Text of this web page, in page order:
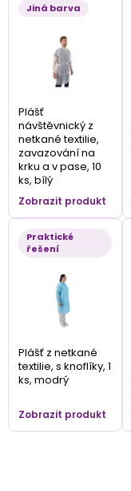
Jiná barva
Plášť
návštěvnický z
netkané textilie,
zavazování na
krku a v pase, 10
ks, bílý
Zobrazit produkt
Praktické
řešení
Plášť z netkané
textilie, s knoflíky, 1
ks, modrý
Zobrazit produkt